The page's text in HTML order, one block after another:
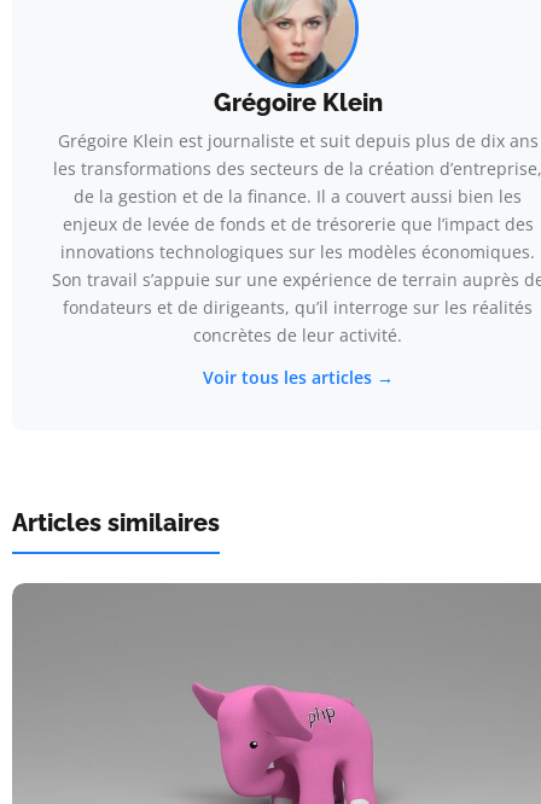
Grégoire Klein
Grégoire Klein est journaliste et suit depuis plus de dix ans
les transformations des secteurs de la création d’entreprise,
de la gestion et de la finance. Il a couvert aussi bien les
enjeux de levée de fonds et de trésorerie que l’impact des
innovations technologiques sur les modèles économiques.
Son travail s’appuie sur une expérience de terrain auprès
fondateurs et de dirigeants, qu’il interroge sur les réalités
concrètes de leur activité.
Voir tous les articles →
Articles similaires